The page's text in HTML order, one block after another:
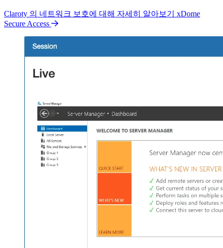
Claroty 의 네트워크 보호에 대해 자세히 알아보기 xDome
Secure Access